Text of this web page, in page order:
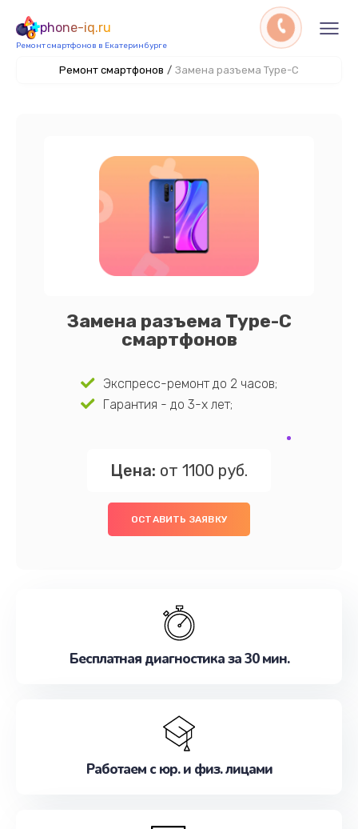
phone-iq.ru
Ремонт смартфонов в Екатеринбурге
Ремонт смартфонов / Замена разъема Type-C
Замена разъема Type-C
смартфонов
Экспресс-ремонт до 2 часов;
Гарантия - до 3-х лет;
Цена: от 1100 руб.
ОСТАВИТЬ ЗАЯВКУ
Бесплатная диагностика за 30 мин.
Работаем с юр. и физ. лицами